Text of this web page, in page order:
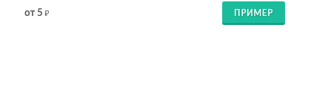
от 5 ₽ ПРИМЕР